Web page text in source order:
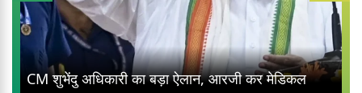
CM शुभेंदु अधिकारी का बड़ा ऐलान, आरजी कर मेडिकल